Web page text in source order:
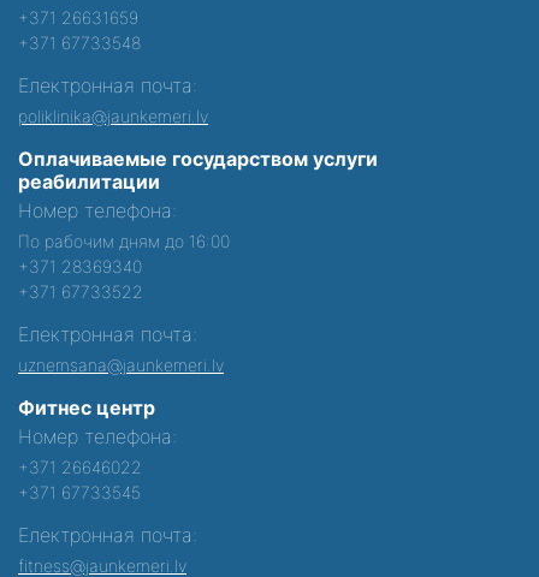
+371 26631659
+371 67733548
Електронная почта:
poliklinika@jaunkemeri.lv
Оплачиваемые государством услуги
реабилитации
Номер телефона:
По рабочим дням до 16:00
+371 28369340
+371 67733522
Електронная почта:
uznemsana@jaunkemeri.lv
Фитнес центр
Номер телефона:
+371 26646022
+371 67733545
Електронная почта:
fitness@jaunkemeri.lv